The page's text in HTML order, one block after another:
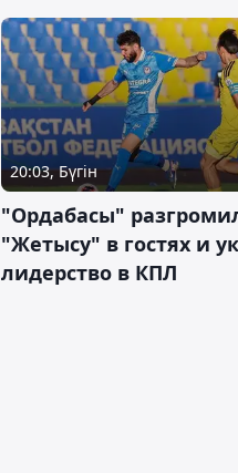
20:03, Бүгін
"Ордабасы"
"Жетысу" в гостях и
лидерство в КПЛ